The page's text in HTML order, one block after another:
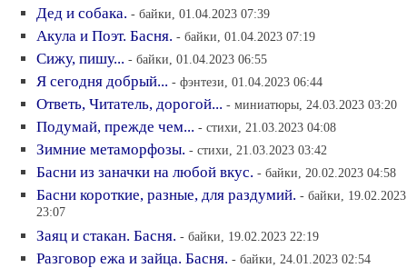
Дед и собака. - байки, 01.04.2023 07:39
Акула и Поэт. Басня. - байки, 01.04.2023 07:19
Сижу, пишу... - байки, 01.04.2023 06:55
Я сегодня добрый... - фэнтези, 01.04.2023 06:44
Ответь, Читатель, дорогой... - миниатюры, 24.03.2023 03:20
Подумай, прежде чем... - стихи, 21.03.2023 04:08
Зимние метаморфозы. - стихи, 21.03.2023 03:42
Басни из заначки на любой вкус. - байки, 20.02.2023 04:58
Басни короткие, разные, для раздумий. - байки, 19.02.2023
23:07
Заяц и стакан. Басня. - байки, 19.02.2023 22:19
Разговор ежа и зайца. Басня. - байки, 24.01.2023 02:54